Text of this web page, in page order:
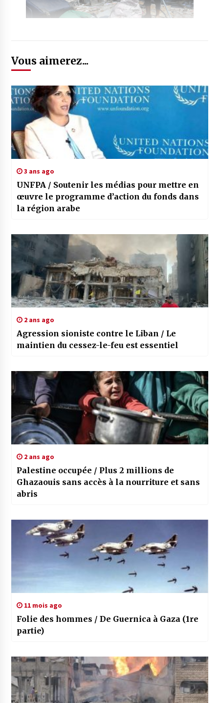
Vous aimerez...
3 ans ago
UNFPA / Soutenir les médias pour mettre en
œuvre le programme d’action du fonds dans
la région arabe
2 ans ago
Agression sioniste contre le Liban / Le
maintien du cessez-le-feu est essentiel
2 ans ago
Palestine occupée / Plus 2 millions de
Ghazaouis sans accès à la nourriture et sans
abris
11 mois ago
Folie des hommes / De Guernica à Gaza (1re
partie)